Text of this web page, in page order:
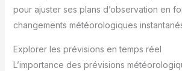
pour ajuster ses plans d’observation en
changements météorologiques
Explorer les prévisions en temps réel
L’importance des prévisions